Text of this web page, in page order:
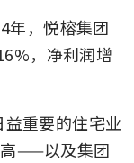
年，悦榕集团
，净利润增
重要的住宅业
——以及集团